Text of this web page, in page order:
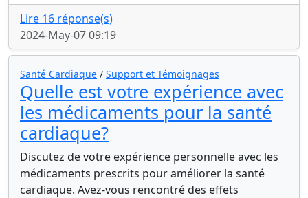
Lire 16 réponse(s)
2024-May-07 09:19
Santé Cardiaque / Support et Témoignages
Quelle est votre expérience avec
les médicaments pour la santé
cardiaque?
Discutez de votre expérience personnelle avec les
médicaments prescrits pour améliorer la santé
cardiaque. Avez-vous rencontré des effets